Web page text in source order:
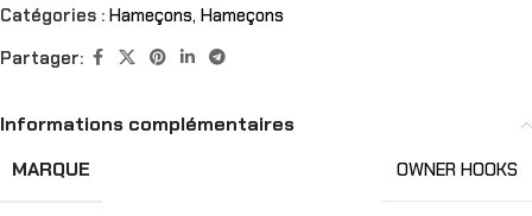
Catégories : Hameçons, Hameçons
Partager:
Informations complémentaires
MARQUE
OWNER HOOKS